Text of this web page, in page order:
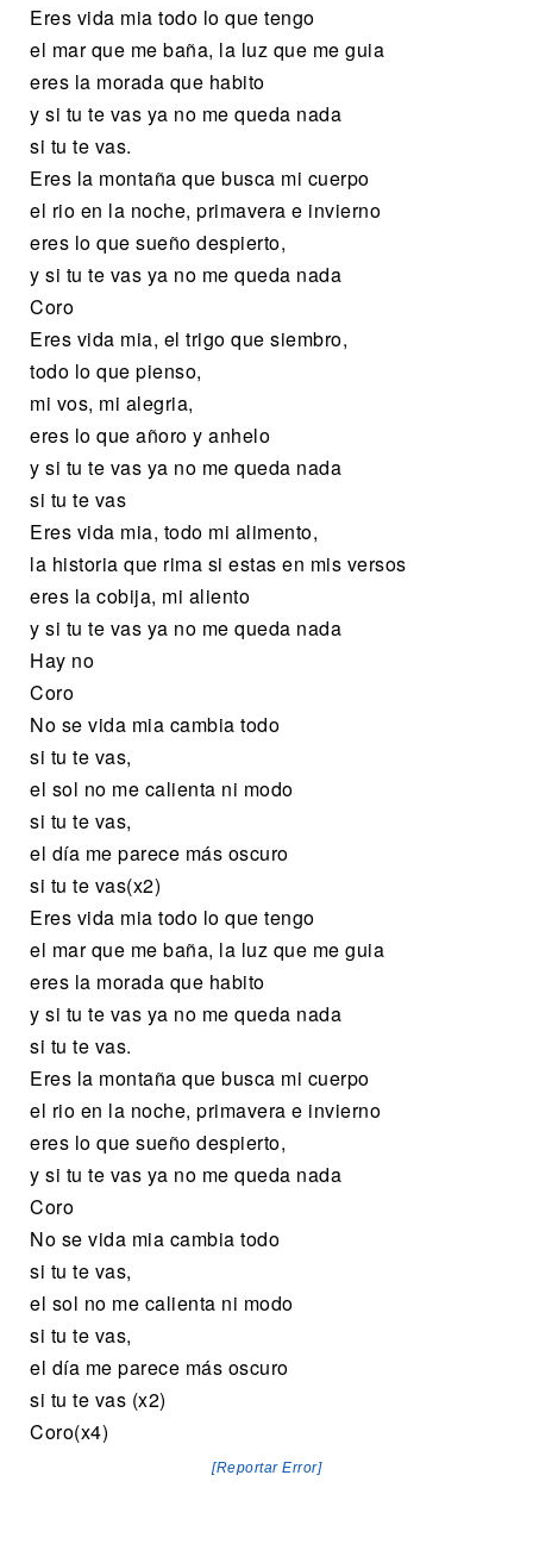
Eres vida mia todo lo que tengo
el mar que me baña, la luz que me guia
eres la morada que habito
y si tu te vas ya no me queda nada
si tu te vas.
Eres la montaña que busca mi cuerpo
el rio en la noche, primavera e invierno
eres lo que sueño despierto,
y si tu te vas ya no me queda nada
Coro
Eres vida mia, el trigo que siembro,
todo lo que pienso,
mi vos, mi alegria,
eres lo que añoro y anhelo
y si tu te vas ya no me queda nada
si tu te vas
Eres vida mia, todo mi alimento,
la historia que rima si estas en mis versos
eres la cobija, mi aliento
y si tu te vas ya no me queda nada
Hay no
Coro
No se vida mia cambia todo
si tu te vas,
el sol no me calienta ni modo
si tu te vas,
el día me parece más oscuro
si tu te vas(x2)
Eres vida mia todo lo que tengo
el mar que me baña, la luz que me guia
eres la morada que habito
y si tu te vas ya no me queda nada
si tu te vas.
Eres la montaña que busca mi cuerpo
el rio en la noche, primavera e invierno
eres lo que sueño despierto,
y si tu te vas ya no me queda nada
Coro
No se vida mia cambia todo
si tu te vas,
el sol no me calienta ni modo
si tu te vas,
el día me parece más oscuro
si tu te vas (x2)
Coro(x4)
[Reportar Error]